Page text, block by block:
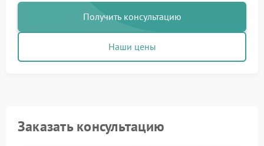
Получить консультацию
Наши цены
Заказать консультацию